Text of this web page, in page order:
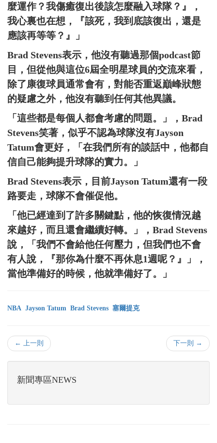
麼運作？我傷癒復出後該怎麼融入球隊？』，
我心裏也在想，『該死，我到底該復出，還是
應該再等等？』」
Brad Stevens表示，他沒有聽過那個podcast節
目，但從他與這位6屆全明星球員的交流來看，
除了康復球員通常會有，對能否重返巔峰狀態
的疑慮之外，他沒有聽到任何其他異議。
「這些都是每個人都會考慮的問題。」，Brad
Stevens笑著，似乎不認為球隊沒有Jayson
Tatum會更好，「在我們所有的談話中，他都自
信自己能夠提升球隊的實力。」
Brad Stevens表示，目前Jayson Tatum還有一段
路要走，球隊不會催促他。
「他已經達到了許多關鍵點，他的恢復情況越
來越好，而且還會繼續好轉。」，Brad Stevens
說，「我們不會給他任何壓力，但我們也不會
有人說，『那你為什麼不再休息1週呢？』」，
當他準備好的時候，他就準備好了。」
NBA Jayson Tatum Brad Stevens 塞爾提克
← 上一則 下一則 →
新聞專區NEWS